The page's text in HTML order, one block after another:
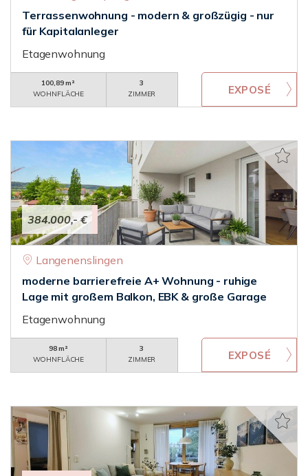
Terrassenwohnung - modern & großzügig - nur
für Kapitalanleger
Etagenwohnung
100,89 m²
WOHNFLÄCHE
3
ZIMMER
384.000,- €
Langenenslingen
moderne barrierefreie A+ Wohnung - ruhige
Lage mit großem Balkon, EBK & große Garage
Etagenwohnung
98 m²
WOHNFLÄCHE
3
ZIMMER